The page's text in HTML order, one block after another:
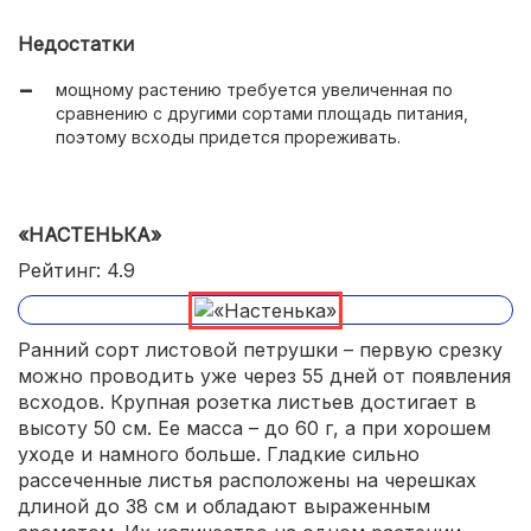
можно выращивать в открытом грунте и в теплице.
Недостатки
мощному растению требуется увеличенная по
сравнению с другими сортами площадь питания,
поэтому всходы придется прореживать.
«НАСТЕНЬКА»
Рейтинг: 4.9
Ранний сорт листовой петрушки – первую срезку
можно проводить уже через 55 дней от появления
всходов. Крупная розетка листьев достигает в
высоту 50 см. Ее масса – до 60 г, а при хорошем
уходе и намного больше. Гладкие сильно
рассеченные листья расположены на черешках
длиной до 38 см и обладают выраженным